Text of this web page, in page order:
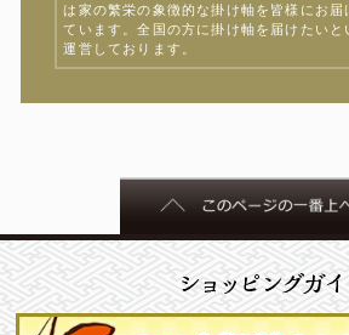
は家の繁栄の象徴的な掛け軸を皆様にお
ています。全国の方に掛け軸を届けたい
運営しております。